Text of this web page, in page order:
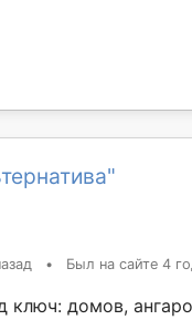
• Был на сайте 4
ключ: домов,